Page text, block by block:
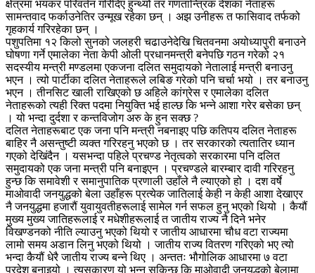
क्षेत्रमा भयंकर परिवर्तन गरिदिए हुन्थ्यो तर गणतान्त्रिक देशका नेताहरू
सामन्तवाद फर्काउनेतिर उन्मूख रहेका छन् । अझ उनीहरू त फासिवाद तर्फको
गृहकार्य गरिरहेका छन् ।
पशुपतिमा १२ किलो सुनको जलहरी चढाउनेदेखि चितवनमा अयोध्यापुरी बनाउने
घोषणा गर्ने एमालेका नेता केपी ओली प्रधानमन्त्री बनेपछि गठन गरेको २१
सदस्यीय मन्त्री मण्डलमा एकजना दलित समुदायको नेतालाई मन्त्री बनाउनु
भएन । त्यो पार्टीका दलित नेताहरूले लबिङ गरेको पनि चर्चा भयो । तर बनाउनु
भएन । तीनसिट खाली राखिएको छ अहिले कांग्रेस र एमालेका दलित
नेताहरूको त्यही रिक्त पदमा नियुक्ति भई हाल्छ कि भन्ने आशा गरेर बसेका छन्
। यो भन्दा दुर्दशा र कन्तविजोग अरु के हुन सक्छ ?
दलित नेताहरूबाट एक जना पनि मन्त्री नबनाइए पछि कतिपय दलित नेताहरू
बाहिर नै असन्तुष्टी व्यक्त गरिरहनु भएको छ । तर सरकारको त्यतातिर ध्यान
गएको देखिंदैन । यसभन्दा पहिले प्रचण्ड नेतृत्वको सरकारमा पनि दलित
समुदायको एक जना मन्त्री पनि बनाइएन । प्रचण्डले बारम्बार दावी गरिरहनु
हुन्छ कि समावेशी र समानुपातिक प्रणाली उहाँले नै ल्याएको हो । दश वर्षे
माओवादी जनयुद्धको बेला उहाँहरू प्रत्येक जातिलाई केही न केही आशा देखाएर
नै जनयुद्धमा हजारौं युवायुवतीहरूलाई सामेल गर्न सफल हुनु भएको थियो । कैयौं
मुख्य मुख्य जातिहरूलाई र मधेशीहरूलाई त जातीय राज्य नै दिने भनेर
विखण्डनको नीति ल्याउनु भएको थियो र जातीय आधारमा चौध वटा राज्यमा
लामो समय अडान लिनु भएको थियो । जातीय राज्य वितरण गरिएको भए त्यो
भन्दा कैयौं धेरै जातीय राज्य बन्ने थिए । अन्ततः भौगोलिक आधारमा ७ वटा
प्रदेश बनाइयो । त्यसकारण यो भन्न सकिन्छ कि माओवादी जनयुद्धको बेलामा